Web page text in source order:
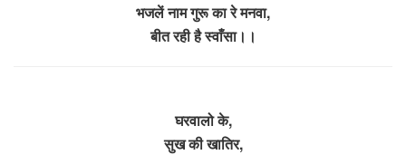
भजलें नाम गुरू का रे मनवा,
बीत रही है स्वाँसा।।
घरवालो के,
सुख की खातिर,